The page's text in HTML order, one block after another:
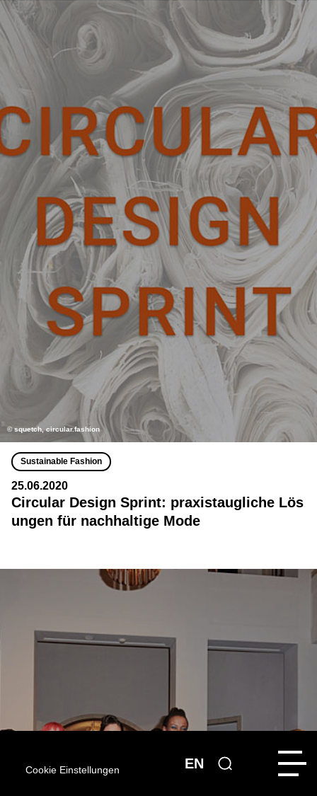
EN
© squetch, circular.fashion
Sustainable Fashion
25.06.2020
Circular Design Sprint: praxistaugliche Lös
ungen für nachhaltige Mode
Cookie Einstellungen